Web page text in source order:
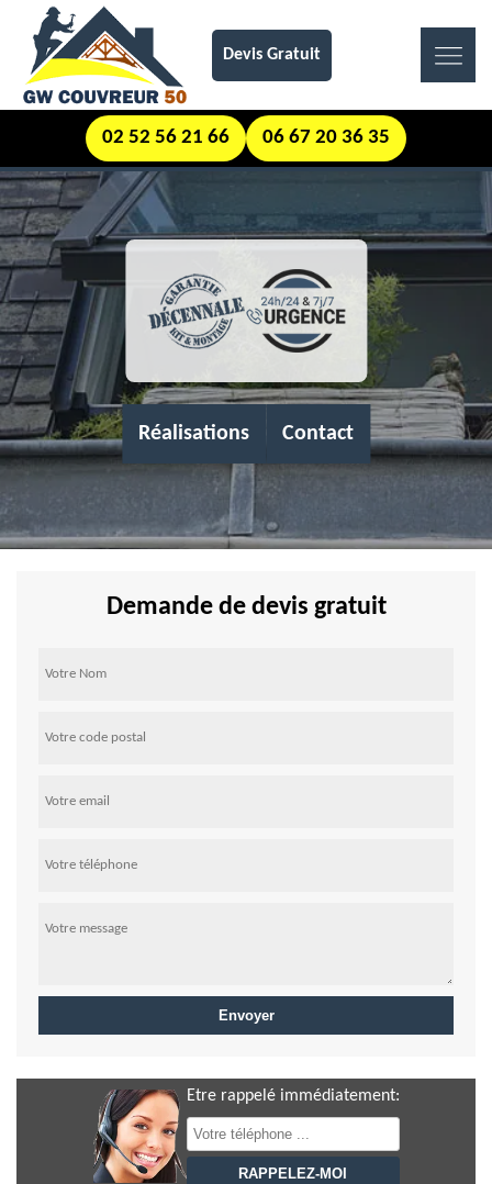
Devis Gratuit
02 52 56 21 66 06 67 20 36 35
Réalisations Contact
Demande de devis gratuit
Etre rappelé immédiatement: